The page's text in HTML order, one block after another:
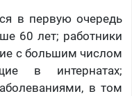
в первую очередь
60 лет; работники
с большим числом
в интернатах;
в том